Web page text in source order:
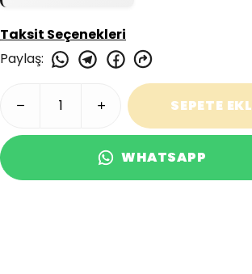
Taksit Seçenekleri
Paylaş:
SEPETE
WHATSAPP